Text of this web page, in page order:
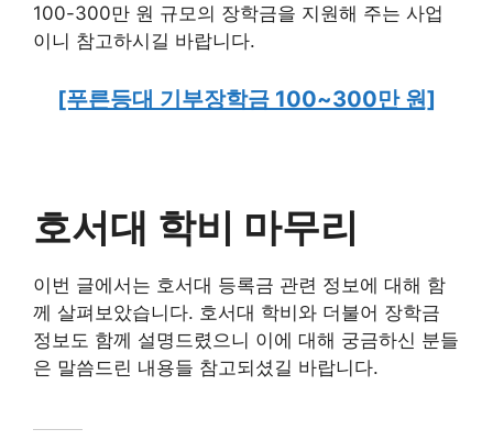
100-300만 원 규모의 장학금을 지원해 주는 사업
이니 참고하시길 바랍니다.
[푸른등대 기부장학금 100~300만 원]
호서대 학비 마무리
이번 글에서는 호서대 등록금 관련 정보에 대해 함
께 살펴보았습니다. 호서대 학비와 더불어 장학금
정보도 함께 설명드렸으니 이에 대해 궁금하신 분들
은 말씀드린 내용들 참고되셨길 바랍니다.